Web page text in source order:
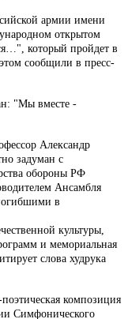
армии имени
открытом
который пройдет в
сообщили в пресс-
"Мы вместе -
Александр
задуман с
обороны РФ
Ансамбля
в
культуры,
и мемориальная
слова худрука
композиция
Симфонического